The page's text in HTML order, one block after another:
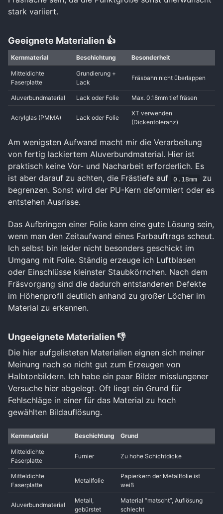
stark variiert.
Geeignete Materialien 👍
Kernmaterial Beschichtung Besonderheit
Mitteldichte
Faserplatte
Grundierung +
Lack
Fräsbahn nicht überlappen
Aluverbundmaterial Lack oder Folie Max. 0.18mm tief fräsen
Acrylglas (PMMA) Lack oder Folie
XT verwenden
(Dickentoleranz)
Am wenigsten Aufwand macht mir die Verarbeitung
von fertig lackiertem Aluverbundmaterial. Hier ist
praktisch keine Vor- und Nacharbeit erforderlich. Es
ist aber darauf zu achten, die Frästiefe auf
0.18mm
zu
begrenzen. Sonst wird der PU-Kern deformiert oder es
entstehen Ausrisse.
Das Aufbringen einer Folie kann eine gute Lösung sein,
wenn man den Zeitaufwand eines Farbauftrags scheut.
Ich selbst bin leider nicht besonders geschickt im
Umgang mit Folie. Ständig erzeuge ich Luftblasen
oder Einschlüsse kleinster Staubkörnchen. Nach dem
Fräsvorgang sind die dadurch entstandenen Defekte
im Höhenprofil deutlich anhand zu großer Löcher im
Material zu erkennen.
Ungeeignete Materialien 👎
Die hier aufgelisteten Materialien eignen sich meiner
Meinung nach so nicht gut zum Erzeugen von
Halbtonbildern. Ich habe ein paar Bilder misslungener
Versuche hier abgelegt. Oft liegt ein Grund für
Fehlschläge in einer für das Material zu hoch
gewählten Bildauflösung.
Kernmaterial Beschichtung Grund
Mitteldichte
Faserplatte
Furnier Zu hohe Schichtdicke
Mitteldichte
Faserplatte
Metallfolie
Papierkern der Metallfolie ist
weiß
Aluverbundmaterial
Metall,
gebürstet
Material “matscht”, Auflösung
schlecht